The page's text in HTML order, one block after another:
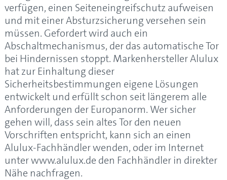
verfügen, einen Seiteneingreifschutz aufweisen
und mit einer Absturzsicherung versehen sein
müssen. Gefordert wird auch ein
Abschaltmechanismus, der das automatische Tor
bei Hindernissen stoppt. Markenhersteller Alulux
hat zur Einhaltung dieser
Sicherheitsbestimmungen eigene Lösungen
entwickelt und erfüllt schon seit längerem alle
Anforderungen der Europanorm. Wer sicher
gehen will, dass sein altes Tor den neuen
Vorschriften entspricht, kann sich an einen
Alulux-Fachhändler wenden, oder im Internet
unter www.alulux.de den Fachhändler in direkter
Nähe nachfragen.